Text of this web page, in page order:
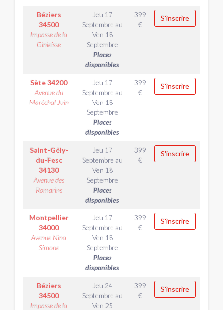
Béziers
34500
Impasse de la
Ginieisse
Jeu 17
Septembre au
Ven 18
Septembre
Places
disponibles
399
€
S'inscrire
Sète34200
Avenue du
Maréchal Juin
Jeu 17
Septembre au
Ven 18
Septembre
Places
disponibles
399
€
S'inscrire
Saint-Gély-
du-Fesc
34130
Avenue des
Romarins
Jeu 17
Septembre au
Ven 18
Septembre
Places
disponibles
399
€
S'inscrire
Montpellier
34000
Avenue Nina
Simone
Jeu 17
Septembre au
Ven 18
Septembre
Places
disponibles
399
€
S'inscrire
Béziers
34500
Impasse de la
Jeu 24
Septembre au
Ven 25
399
€
S'inscrire